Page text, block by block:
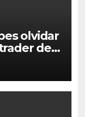
olvidar
de